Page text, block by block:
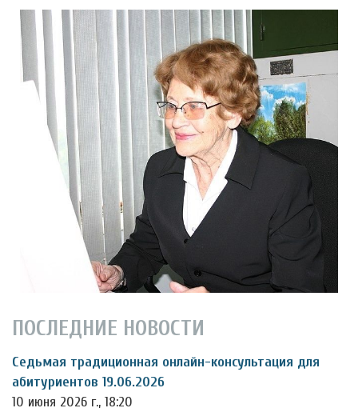
ПОСЛЕДНИЕ НОВОСТИ
Седьмая традиционная онлайн-консультация для
абитуриентов 19.06.2026
10 июня 2026 г., 18:20